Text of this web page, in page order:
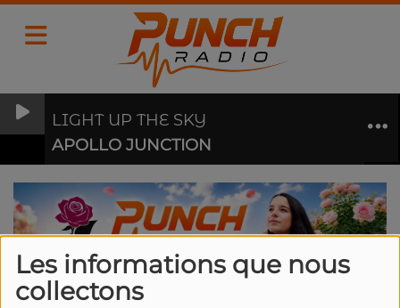
Les informations que nous
collectons
LIGHT UP THE SKY
APOLLO JUNCTION